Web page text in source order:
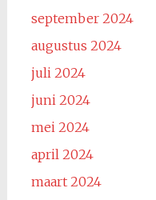
september 2024
augustus 2024
juli 2024
juni 2024
mei 2024
april 2024
maart 2024